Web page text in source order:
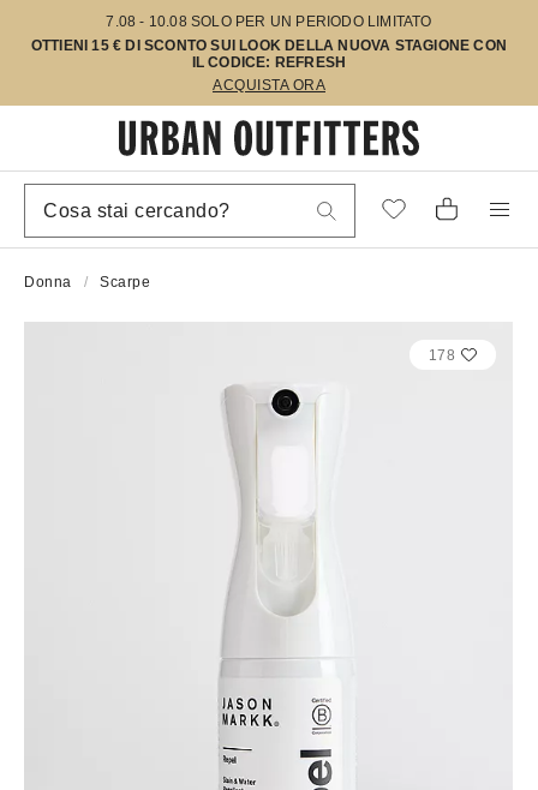
7.08 - 10.08 SOLO PER UN PERIODO LIMITATO
OTTIENI 15 € DI SCONTO SUI LOOK DELLA NUOVA STAGIONE CON
IL CODICE: REFRESH
ACQUISTA ORA
Donna Scarpe
178